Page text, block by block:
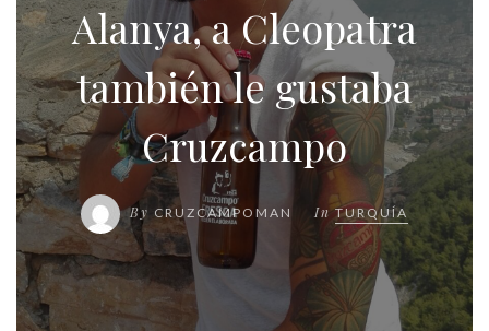
Alanya, a Cleopatra
también le gustaba
Cruzcampo
By CRUZCAMPOMAN In TURQUÍA